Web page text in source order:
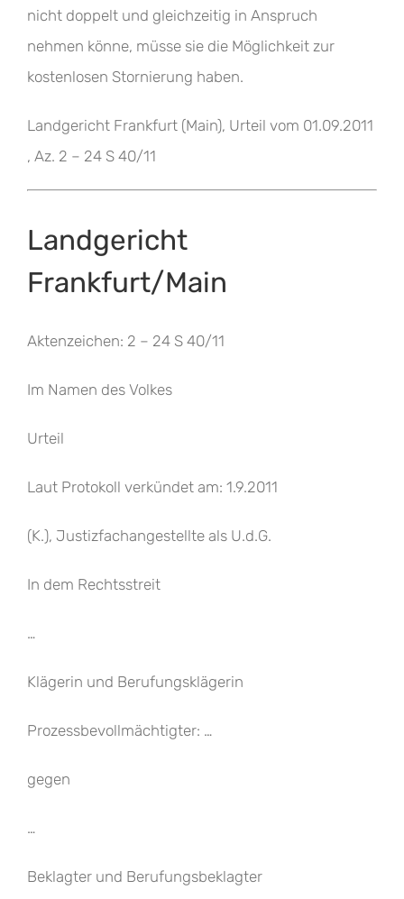
nicht doppelt und gleichzeitig in Anspruch
nehmen könne, müsse sie die Möglichkeit zur
kostenlosen Stornierung haben.
Landgericht Frankfurt (Main), Urteil vom 01.09.2011
, Az. 2 – 24 S 40/11
Landgericht
Frankfurt/Main
Aktenzeichen: 2 – 24 S 40/11
Im Namen des Volkes
Urteil
Laut Protokoll verkündet am: 1.9.2011
(K.), Justizfachangestellte als U.d.G.
In dem Rechtsstreit
…
Klägerin und Berufungsklägerin
Prozessbevollmächtigter: …
gegen
…
Beklagter und Berufungsbeklagter